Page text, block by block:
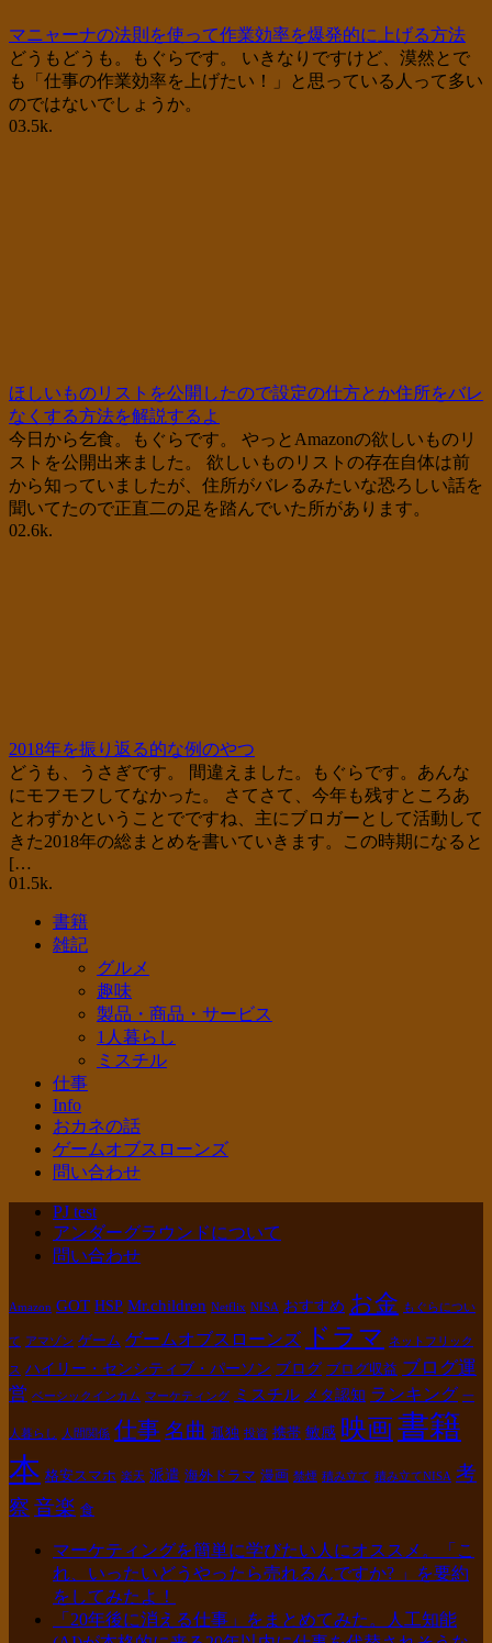
マニャーナの法則を使って作業効率を爆発的に上げる方法
どうもどうも。もぐらです。 いきなりですけど、漠然とで
も「仕事の作業効率を上げたい！」と思っている人って多い
のではないでしょうか。
03.5k.
ほしいものリストを公開したので設定の仕方とか住所をバレ
なくする方法を解説するよ
今日から乞食。もぐらです。 やっとAmazonの欲しいものリ
ストを公開出来ました。 欲しいものリストの存在自体は前
から知っていましたが、住所がバレるみたいな恐ろしい話を
聞いてたので正直二の足を踏んでいた所があります。
02.6k.
2018年を振り返る的な例のやつ
どうも、うさぎです。 間違えました。もぐらです。あんな
にモフモフしてなかった。 さてさて、今年も残すところあ
とわずかということでですね、主にブロガーとして活動して
きた2018年の総まとめを書いていきます。この時期になると
[…
01.5k.
書籍
雑記
グルメ
趣味
製品・商品・サービス
1人暮らし
ミスチル
仕事
Info
おカネの話
ゲームオブスローンズ
問い合わせ
PJ test
アンダーグラウンドについて
問い合わせ
Amazon GOT HSP Mr.children Netflix NISA おすすめ お金 もぐらについ
て アマゾン ゲーム ゲームオブスローンズ ドラマ ネットフリック
ス ハイリー・センシティブ・パーソン ブログ ブログ収益 ブログ運
営 ベーシックインカム マーケティング ミスチル メタ認知 ランキング 一
人暮らし 人間関係 仕事 名曲 孤独 投資 携帯 敏感 映画書籍
本 格安スマホ 楽天 派遣 海外ドラマ 漫画 禁煙 積み立て 積み立てNISA 考
察 音楽 食
マーケティングを簡単に学びたい人にオススメ。「こ
れ、いったいどうやったら売れるんですか? 」を要約
をしてみたよ！
「20年後に消える仕事」をまとめてみた。人工知能